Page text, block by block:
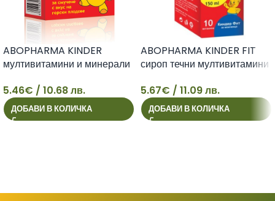
5
ABOPHARMA KINDER
мултивитамини и минерали
5.46€ / 10.68 лв.
ДОБАВИ В КОЛИЧКА
5
ABOPHARMA KINDER FIT
сироп течни мултивитамини
5.67€ / 11.09 лв.
ДОБАВИ В КОЛИЧКА